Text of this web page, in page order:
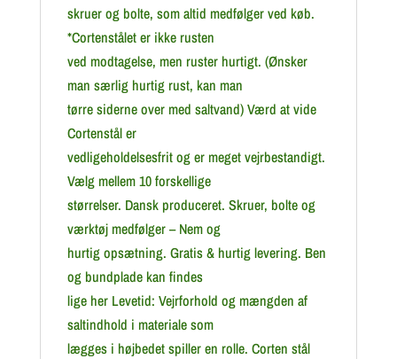
skruer og bolte, som altid medfølger ved køb.
*Cortenstålet er ikke rusten
ved modtagelse, men ruster hurtigt. (Ønsker
man særlig hurtig rust, kan man
tørre siderne over med saltvand) Værd at vide
Cortenstål er
vedligeholdelsesfrit og er meget vejrbestandigt.
Vælg mellem 10 forskellige
størrelser. Dansk produceret. Skruer, bolte og
værktøj medfølger – Nem og
hurtig opsætning. Gratis & hurtig levering. Ben
og bundplade kan findes
lige her Levetid: Vejrforhold og mængden af
saltindhold i materiale som
lægges i højbedet spiller en rolle. Corten stål